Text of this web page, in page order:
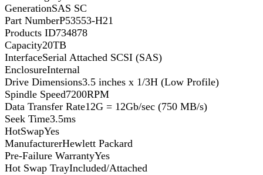
GenerationSAS SC
Part NumberP53553-H21
Products ID734878
Capacity20TB
InterfaceSerial Attached SCSI (SAS)
EnclosureInternal
Drive Dimensions3.5 inches x 1/3H (Low Profile)
Spindle Speed7200RPM
Data Transfer Rate12G = 12Gb/sec (750 MB/s)
Seek Time3.5ms
HotSwapYes
ManufacturerHewlett Packard
Pre-Failure WarrantyYes
Hot Swap TrayIncluded/Attached